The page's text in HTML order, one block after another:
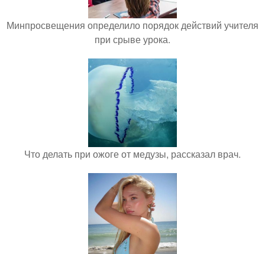
Минпросвещения определило порядок действий учителя
при срыве урока.
Что делать при ожоге от медузы, рассказал врач.